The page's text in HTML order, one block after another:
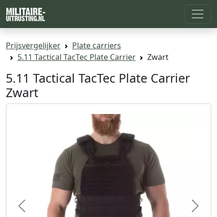
Prijsvergelijker
Plate carriers
5.11 Tactical TacTec Plate Carrier
Zwart
5.11 Tactical TacTec Plate Carrier
Zwart
Previous Next